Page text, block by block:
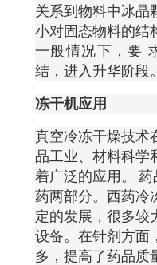
关系到物料中冰晶
小对固态物料的结
一般情况下，要
结，进入升华阶段。
冻干机应用
真空冷冻干燥技术
品工业、材料科学
着广泛的应用。
药
药两部分。西药冷
定的发展，很多较
设备。在针剂方面
多，提高了药品质